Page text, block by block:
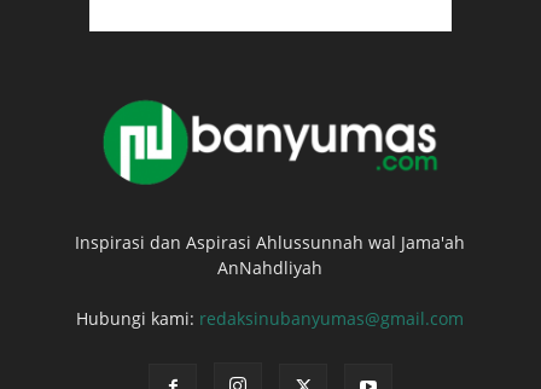
Inspirasi dan Aspirasi Ahlussunnah wal Jama'ah
AnNahdliyah
Hubungi kami: redaksinubanyumas@gmail.com